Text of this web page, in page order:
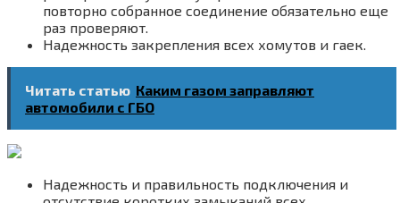
повторно собранное соединение обязательно еще
раз проверяют.
Надежность закрепления всех хомутов и гаек.
Читать статью Каким газом заправляют
автомобили с ГБО
Надежность и правильность подключения и